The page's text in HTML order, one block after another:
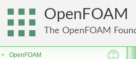
OpenFOAM
The OpenFOAM
▼ OpenFOAM